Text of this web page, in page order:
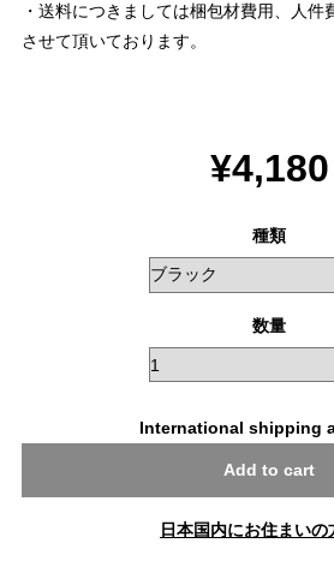
・送料につきましては梱包材費用、人件
させて頂いております。
¥4,180
種類
数量
International shipping
Add to cart
日本国内にお住まいの